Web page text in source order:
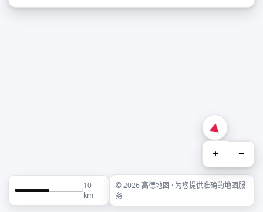
+ −
10
km
© 2026 高德地图 · 为您提供准确的地图服
务